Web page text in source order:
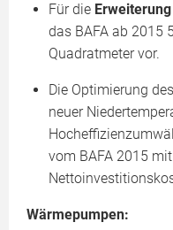
Für die Erweiterung
das BAFA ab 2015
Quadratmeter vor.
Die Optimierung
neuer
vom BAFA 2015
Wärmepumpen: